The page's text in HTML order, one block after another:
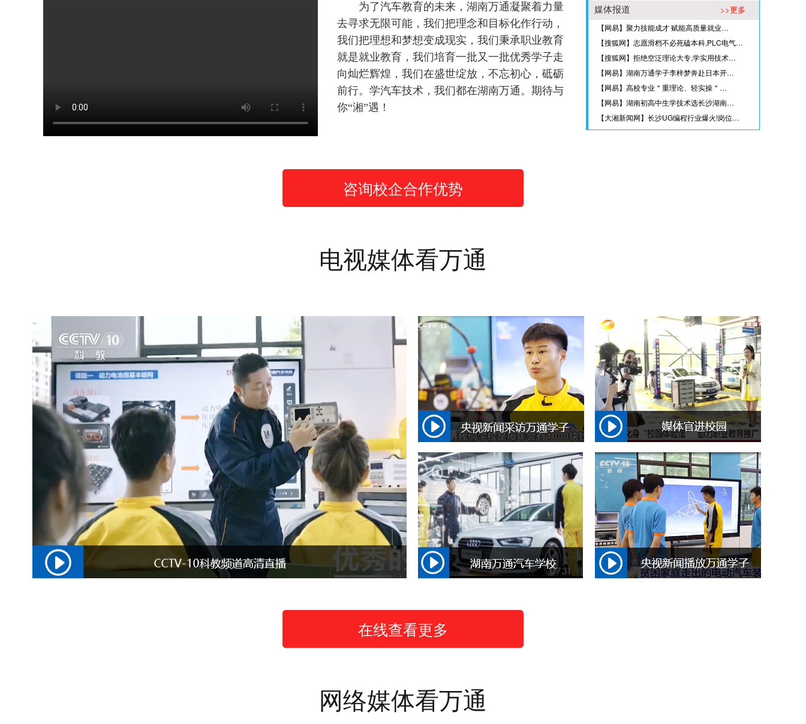
为了汽车教育的未来，湖南万通凝聚着力量
去寻求无限可能，我们把理念和目标化作行动，
我们把理想和梦想变成现实，我们秉承职业教育
就是就业教育，我们培育一批又一批优秀学子走
向灿烂辉煌，我们在盛世绽放，不忘初心，砥砺
前行。学汽车技术，我们都在湖南万通。期待与
你“湘”遇！
媒体报道 >>更多
【网易】聚力技能成才 赋能高质量就业…
【搜狐网】志愿滑档不必死磕本科,PLC电气…
【搜狐网】拒绝空泛理论大专,学实用技术…
【网易】湖南万通学子李梓梦奔赴日本开…
【网易】高校专业＂重理论、轻实操＂…
【网易】湖南初高中生学技术选长沙湖南…
【大湘新闻网】长沙UG编程行业爆火!岗位…
咨询校企合作优势
电视媒体看万通
在线查看更多
网络媒体看万通